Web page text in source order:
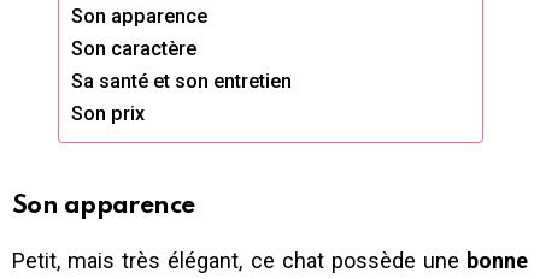
Son apparence
Son caractère
Sa santé et son entretien
Son prix
Son apparence
Petit, mais très élégant, ce chat possède une bonne